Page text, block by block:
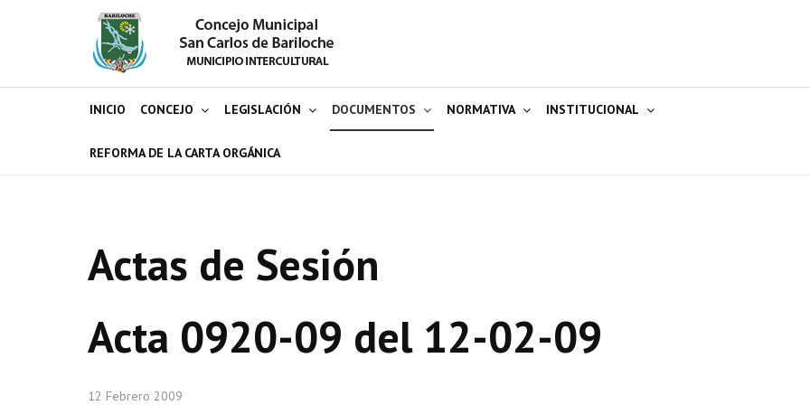
INICIO CONCEJO LEGISLACIÓN DOCUMENTOS NORMATIVA INSTITUCIONAL
REFORMA DE LA CARTA ORGÁNICA
Actas de Sesión
Acta 0920-09 del 12-02-09
12 Febrero 2009